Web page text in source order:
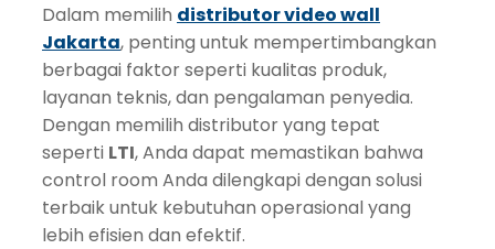
Dalam memilih distributor video wall
Jakarta, penting untuk mempertimbangkan
berbagai faktor seperti kualitas produk,
layanan teknis, dan pengalaman penyedia.
Dengan memilih distributor yang tepat
seperti LTI, Anda dapat memastikan bahwa
control room Anda dilengkapi dengan solusi
terbaik untuk kebutuhan operasional yang
lebih efisien dan efektif.